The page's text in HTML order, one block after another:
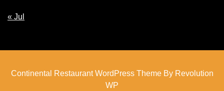
« Jul
Continental Restaurant WordPress Theme By Revolution
WP